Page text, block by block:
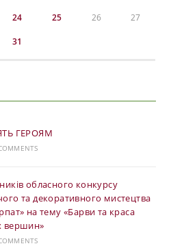
24 25 26 27
31
ГЕРОЯМ
обласного конкурсу
та декоративного мистецтва
на тему «Барви та краса
вершин»